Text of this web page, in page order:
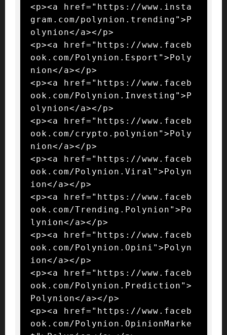
<p><a href="https://www.insta
gram.com/polynion.trending">P
olynion</a></p>
<p><a href="https://www.faceb
ook.com/Polynion.Esport">Poly
nion</a></p>
<p><a href="https://www.faceb
ook.com/Polynion.Investing">P
olynion</a></p>
<p><a href="https://www.faceb
ook.com/crypto.polynion">Poly
nion</a></p>
<p><a href="https://www.faceb
ook.com/Polynion.Viral">Polyn
ion</a></p>
<p><a href="https://www.faceb
ook.com/Trending.Polynion">Po
lynion</a></p>
<p><a href="https://www.faceb
ook.com/Polynion.Opini">Polyn
ion</a></p>
<p><a href="https://www.faceb
ook.com/Polynion.Prediction">
Polynion</a></p>
<p><a href="https://www.faceb
ook.com/Polynion.OpinionMarke